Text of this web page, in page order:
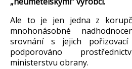
Ale to je jen jedna z korup
mnohonásobné
srovnání s jejich pořizovací
podporováno prostřednictv
ministerstvu obrany.